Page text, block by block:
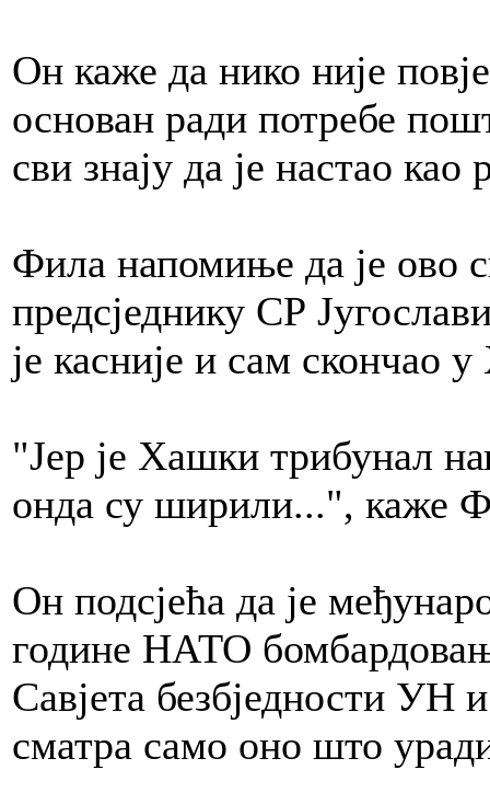
Он каже да нико није
основан ради потребе
сви знају да је настао као
Фила напомиње да је ово
предсједнику СР
је касније и сам скончао
"Јер је Хашки трибунал
онда су ширили...", каже
Он подсјећа да је
године НАТО
Савјета безбједности УН
сматра само оно што уради